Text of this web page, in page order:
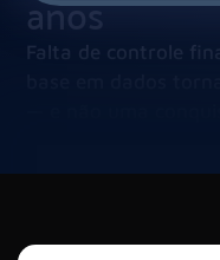
Falta de controle